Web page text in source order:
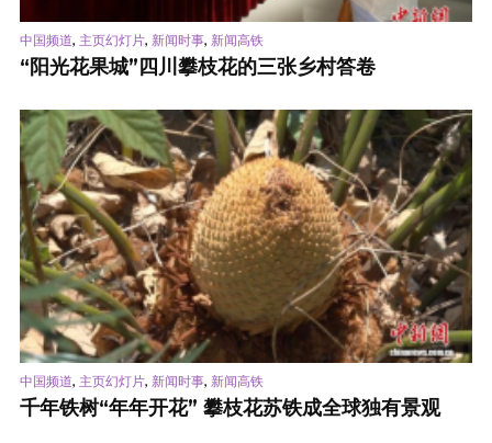
中国频道, 主页幻灯片, 新闻时事, 新闻高铁
“阳光花果城”四川攀枝花的三张乡村答卷
中国频道, 主页幻灯片, 新闻时事, 新闻高铁
千年铁树“年年开花” 攀枝花苏铁成全球独有景观